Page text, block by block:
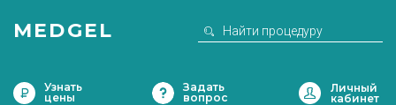
MEDGEL
Узнать
цены
Задать
вопрос